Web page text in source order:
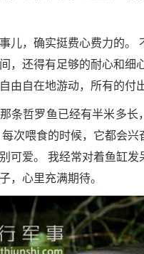
儿，确实挺费心费力的。
，还得有足够的耐心和细
由自在地游动，所有的付
条哲罗鱼已经有半米多长
次喂食的时候，它都会兴
可爱。 我经常对着鱼缸发
，心里充满期待。